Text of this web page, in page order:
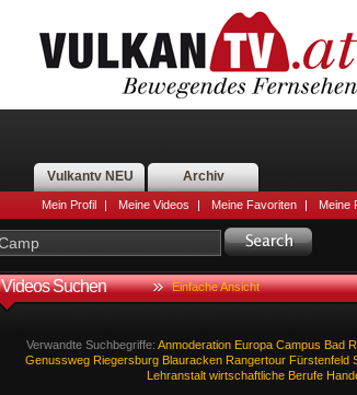
Vulkantv NEU Archiv
Mein Profil | Meine Videos | Meine Favoriten | Meine
Videos Suchen Einfache Ansicht
Verwandte Suchbegriffe: Anmoderation Europa Campus Bad
Genussweg Riegersburg Blauracken Rangertour Fürstenfeld
Lehranstalt wirtschaftliche Berufe